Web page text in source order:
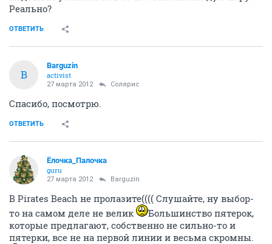
Реально?
ОТВЕТИТЬ
B
Barguzin
activist
27 марта 2012 Солярис
Спасибо, посмотрю.
ОТВЕТИТЬ
Ёлочка_Палочка
guru
27 марта 2012 Barguzin
В Pirates Beach не пролазите(((( Слушайте, ну выбор-
то на самом деле не велик
Большинство пятерок,
которые предлагают, собственно не сильно-то и
пятерки, все не на первой линии и весьма скромны.